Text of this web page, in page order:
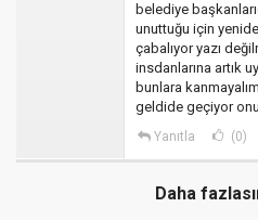
belediye
unuttuğu için
çabalıyor yazı
insdanlarına artık
bunlara
geldide geçiyor
Yanıtla (0)
Daha